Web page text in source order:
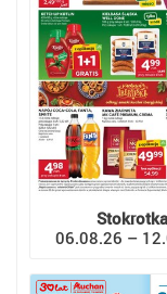
Stokrotka
06.08.26 –